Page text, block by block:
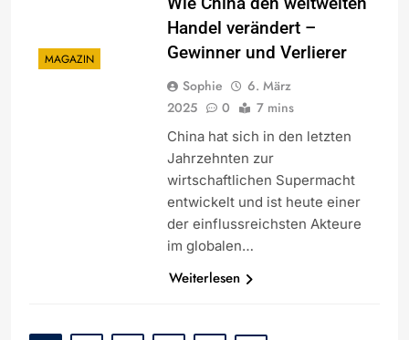
MAGAZIN
Handel verändert –
Gewinner und Verlierer
Sophie
6. März
2025
0 7 mins
China hat sich in den letzten
Jahrzehnten zur
wirtschaftlichen Supermacht
entwickelt und ist heute einer
der einflussreichsten Akteure
im globalen…
Weiterlesen